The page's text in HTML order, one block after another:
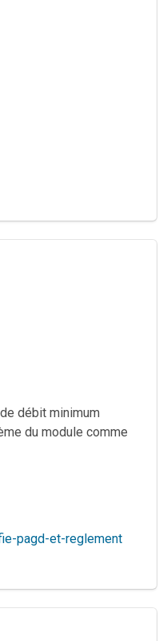
débit minimum
du module comme
pagd-et-reglement